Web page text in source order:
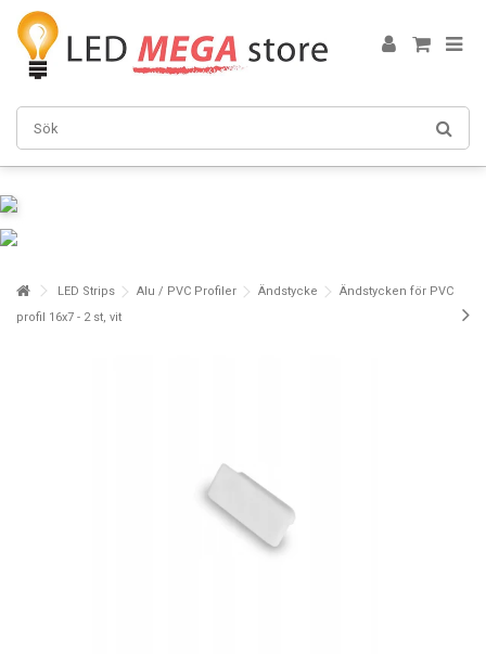
LED Strips Alu / PVC Profiler Ändstycke
Ändstycken för PVC
profil 16x7 - 2 st, vit